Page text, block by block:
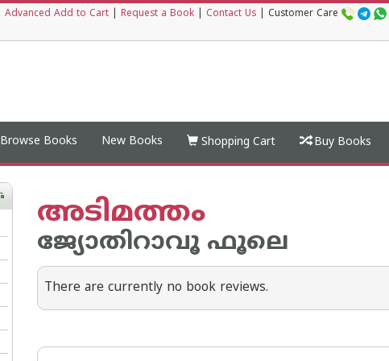
Advanced Add to Cart Request a Book Contact Us Customer Care
Browse Books New Books Shopping Cart Buy Books
അടിമത്തം
ജ്യോതിറാവൂ ഫൂലെ
There are currently no book reviews.